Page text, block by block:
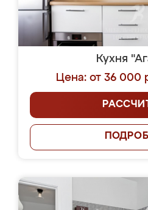
Кухня
Цена: от 36 000